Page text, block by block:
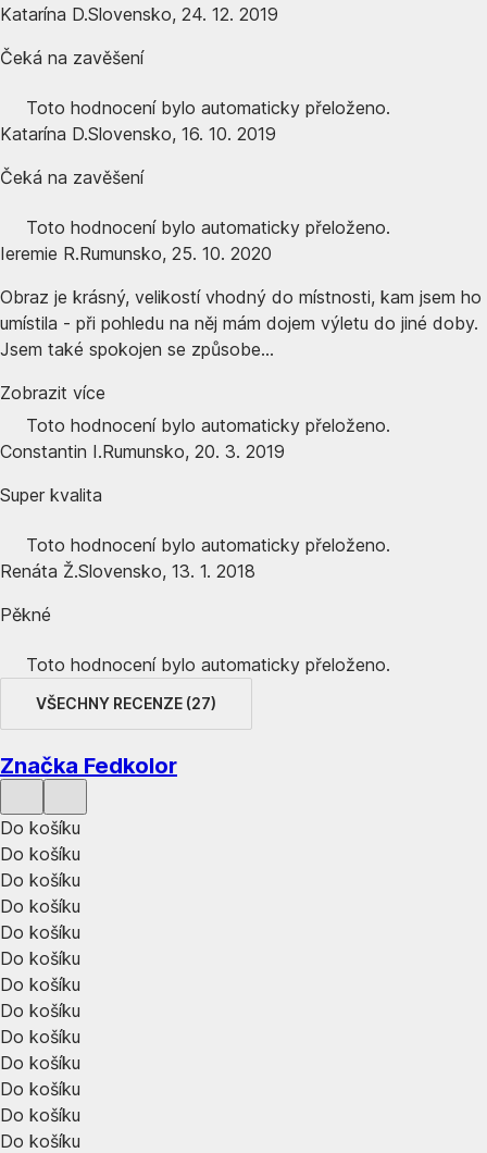
Katarína D.Slovensko, 24. 12. 2019
Čeká na zavěšení
Toto hodnocení bylo automaticky přeloženo.
Katarína D.Slovensko, 16. 10. 2019
Čeká na zavěšení
Toto hodnocení bylo automaticky přeloženo.
Ieremie R.Rumunsko, 25. 10. 2020
Obraz je krásný, velikostí vhodný do místnosti, kam jsem ho
umístila - při pohledu na něj mám dojem výletu do jiné doby.
Jsem také spokojen se způsobe...
Zobrazit více
Toto hodnocení bylo automaticky přeloženo.
Constantin I.Rumunsko, 20. 3. 2019
Super kvalita
Toto hodnocení bylo automaticky přeloženo.
Renáta Ž.Slovensko, 13. 1. 2018
Pěkné
Toto hodnocení bylo automaticky přeloženo.
VŠECHNY RECENZE (27)
Značka Fedkolor
Do košíku
Do košíku
Do košíku
Do košíku
Do košíku
Do košíku
Do košíku
Do košíku
Do košíku
Do košíku
Do košíku
Do košíku
Do košíku